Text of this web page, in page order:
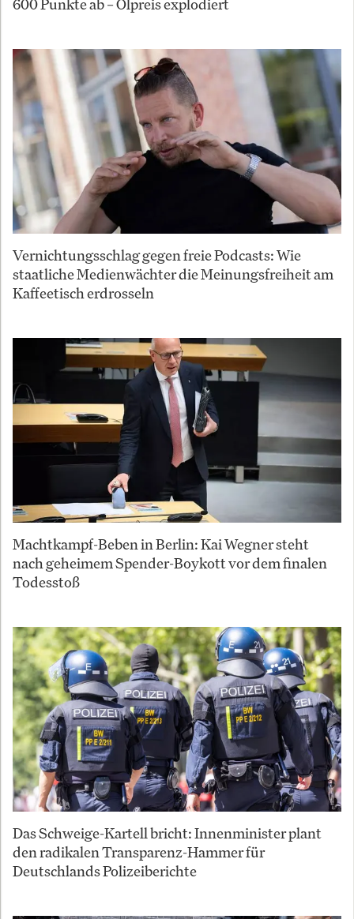
600 Punkte ab – Ölpreis explodiert
Vernichtungsschlag gegen freie Podcasts: Wie
staatliche Medienwächter die Meinungsfreiheit am
Kaffeetisch erdrosseln
Machtkampf-Beben in Berlin: Kai Wegner steht
nach geheimem Spender-Boykott vor dem finalen
Todesstoß
Das Schweige-Kartell bricht: Innenminister plant
den radikalen Transparenz-Hammer für
Deutschlands Polizeiberichte